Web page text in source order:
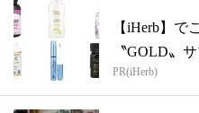
【iHerb】で
〝GOLD〟
PR(iHerb)